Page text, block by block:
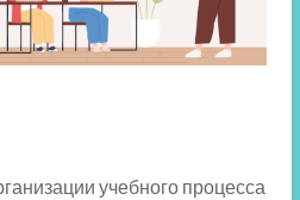
учебного процесса